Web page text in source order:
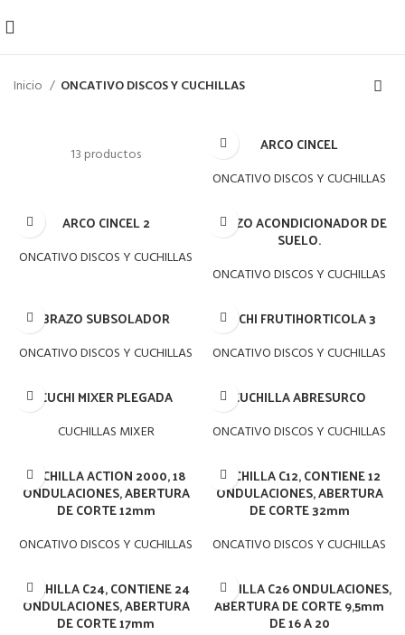
Inicio ONCATIVO DISCOS Y CUCHILLAS
13 productos ARCO CINCEL
ONCATIVO DISCOS Y CUCHILLAS
ARCO CINCEL 2
ONCATIVO DISCOS Y CUCHILLAS
BRAZO ACONDICIONADOR DE
SUELO.
ONCATIVO DISCOS Y CUCHILLAS
BRAZO SUBSOLADOR
ONCATIVO DISCOS Y CUCHILLAS
CUCHI FRUTIHORTICOLA 3
ONCATIVO DISCOS Y CUCHILLAS
CUCHI MIXER PLEGADA
CUCHILLAS MIXER
CUCHILLA ABRESURCO
ONCATIVO DISCOS Y CUCHILLAS
CUCHILLA ACTION 2000, 18
ONDULACIONES, ABERTURA
DE CORTE 12mm
ONCATIVO DISCOS Y CUCHILLAS
CUCHILLA C12, CONTIENE 12
ONDULACIONES, ABERTURA
DE CORTE 32mm
ONCATIVO DISCOS Y CUCHILLAS
CUCHILLA C24, CONTIENE 24
ONDULACIONES, ABERTURA
DE CORTE 17mm
CUCHILLA C26 ONDULACIONES,
ABERTURA DE CORTE 9,5mm
DE 16 A 20